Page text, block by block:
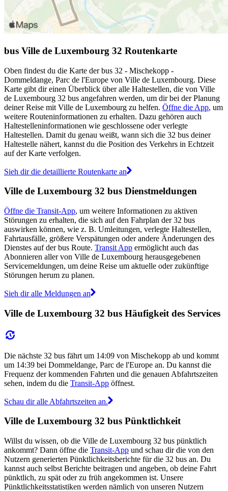
bus Ville de Luxembourg 32 Routenkarte
Oben findest du die Karte der bus 32 - Mischekopp -
Dommeldange, Parc de l'Europe von Ville de Luxembourg. Diese
Karte gibt dir einen Überblick über alle Haltestellen, die von Ville
de Luxembourg 32 bus angefahren werden, um dir bei der Planung
deiner Reise mit Ville de Luxembourg zu helfen. Öffne die App, um
weitere Routeninformationen zu erhalten. Dazu gehören auch
Haltestelleninformationen wie geschlossene oder verlegte
Haltestellen. Damit du genau weißt, wann sich die 32 bus deiner
Haltestelle nähert, kannst du die Position des Verkehrs in Echtzeit
auf der Karte verfolgen.
Sieh dir die detaillierte Routenkarte an
Ville de Luxembourg 32 bus Dienstmeldungen
Öffne die Transit-App, um weitere Informationen zu aktiven
Störungen zu erhalten, die sich auf den Fahrplan der 32 bus
auswirken können, wie z. B. Umleitungen, verlegte Haltestellen,
Fahrtausfälle, größere Verspätungen oder andere Änderungen des
Dienstes auf der bus Route. Transit App ermöglicht auch das
Abonnieren aller von Ville de Luxembourg herausgegebenen
Servicemeldungen, um deine Reise um aktuelle oder zukünftige
Störungen herum zu planen.
Sieh dir alle Meldungen an
Ville de Luxembourg 32 bus Häufigkeit des Services
Die nächste 32 bus fährt um 14:09 von Mischekopp ab und kommt
um 14:39 bei Dommeldange, Parc de l'Europe an. Du kannst die
Frequenz der kommenden Fahrten und die genauen Abfahrtszeiten
sehen, indem du die Transit-App öffnest.
Schau dir alle Abfahrtszeiten an.
Ville de Luxembourg 32 bus Pünktlichkeit
Willst du wissen, ob die Ville de Luxembourg 32 bus pünktlich
ankommt? Dann öffne die Transit-App und schau dir die von den
Nutzern generierten Pünktlichkeitsberichte für die 32 bus an. Du
kannst auch selbst Berichte beitragen und angeben, ob deine Fahrt
pünktlich, zu spät oder zu früh angekommen ist. Unsere
Pünktlichkeitsstatistiken werden nämlich von unseren Nutzern